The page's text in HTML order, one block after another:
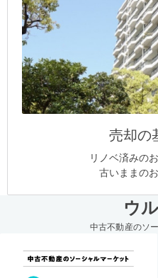
売却の
リノベ済みの
古いままの
ウ
中古不動産のソ